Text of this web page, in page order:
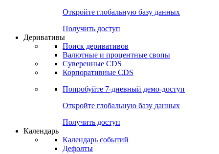
Откройте глобальную базу данных
Получить доступ
Деривативы
Поиск деривативов
Валютные и процентные свопы
Суверенные CDS
Корпоративные CDS
Попробуйте 7-дневный демо-доступ
Откройте глобальную базу данных
Получить доступ
Календарь
Календарь событий
Дефолты